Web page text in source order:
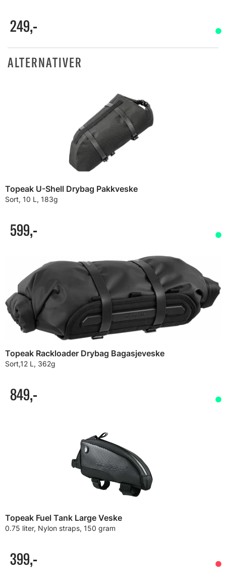
249,-
ALTERNATIVER
Topeak U-Shell Drybag Pakkveske
Sort, 10 L, 183g
599,-
Topeak Rackloader Drybag Bagasjeveske
Sort,12 L, 362g
849,-
Topeak Fuel Tank Large Veske
0.75 liter, Nylon straps, 150 gram
399,-